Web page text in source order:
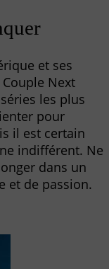
et ses
Next
les plus
pour
il est certain
indifférent. Ne
dans un
et de passion.